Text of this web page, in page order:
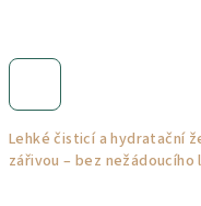
Lehké čisticí a hydratační
zářivou – bez nežádoucího